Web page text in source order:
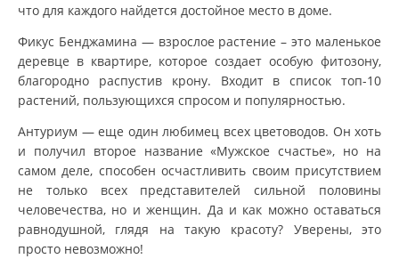
что для каждого найдется достойное место в доме.
Фикус Бенджамина — взрослое растение – это маленькое
деревце в квартире, которое создает особую фитозону,
благородно распустив крону. Входит в список топ-10
растений, пользующихся спросом и популярностью.
Антуриум — еще один любимец всех цветоводов. Он хоть
и получил второе название «Мужское счастье», но на
самом деле, способен осчастливить своим присутствием
не только всех представителей сильной половины
человечества, но и женщин. Да и как можно оставаться
равнодушной, глядя на такую красоту? Уверены, это
просто невозможно!